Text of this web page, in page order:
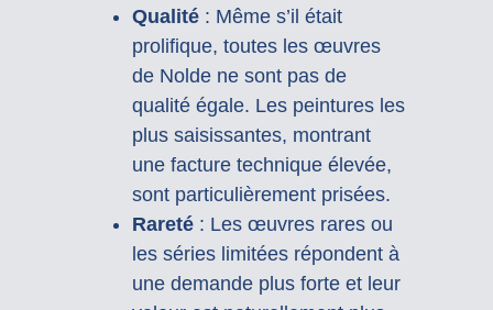
Qualité: Même s’il était
prolifique, toutes les œuvres
de Nolde ne sont pas de
qualité égale. Les peintures les
plus saisissantes, montrant
une facture technique élevée,
sont particulièrement prisées.
Rareté: Les œuvres rares ou
les séries limitées répondent à
une demande plus forte et leur